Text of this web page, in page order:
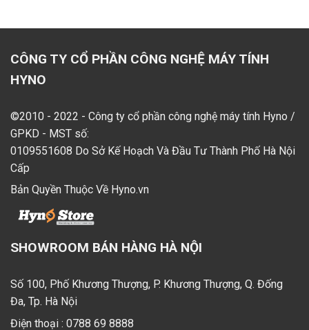
CÔNG TY CỔ PHẦN CÔNG NGHỆ MÁY TÍNH
HYNO
©2010 - 2022 - Công ty cổ phần công nghệ máy tính Hyno /
GPKD - MST số:
0109551608 Do Sở Kế Hoạch Và Đầu Tư Thành Phố Hà Nội
Cấp
Bản Quyền Thuộc Về Hyno.vn
SHOWROOM BÁN HÀNG HÀ NỘI
Số 100, Phố Khương Thượng, P. Khương Thượng, Q. Đống
Đa, Tp. Hà Nội
Điện thoại : 0788 69 8888